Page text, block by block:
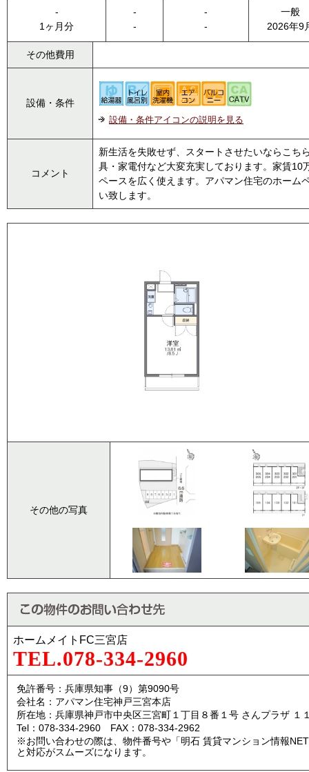
-
1ヶ月分
-
-
-
-
一般
2026年9
その他費用
設備・条件
設備・条件アイコンの説明を見る
コメント
新生活を失敗せず、スタートさせたいならこち
具・家電付など大変充実しております。家賃
ペースを広く使えます。アパマン住宅のホーム
い致します。
その他の写真
ホームメイトFC三宮店
TEL.078-334-2960
免許番号：兵庫県知事（9）第9090号
会社名：アパマン住宅神戸三宮本店
所在地：兵庫県神戸市中央区三宮町１丁目８番１号 さんプラザ １
Tel：078-334-2960 FAX：078-334-2962
※お問い合わせの際は、物件番号や「明石 賃貸マンション情報
と対応がスムーズになります。